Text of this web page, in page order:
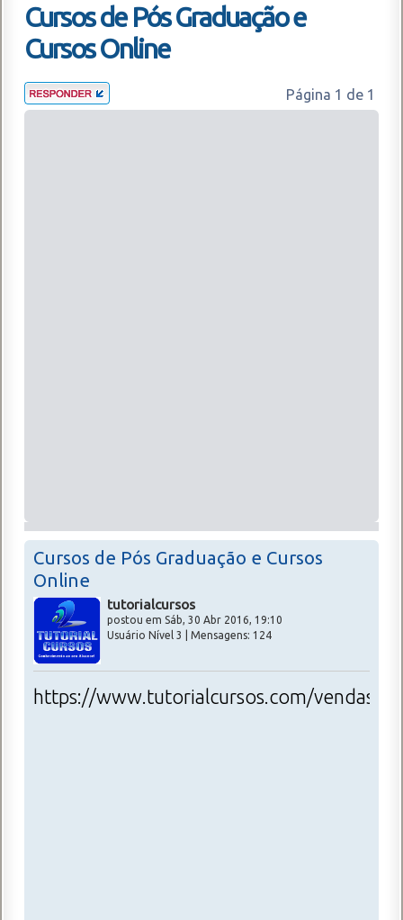
Cursos de Pós Graduação e
Cursos Online
Página 1 de 1
Cursos de Pós Graduação e Cursos
Online
tutorialcursos
postou em Sáb, 30 Abr 2016, 19:10
Usuário Nível 3 | Mensagens: 124
https://www.tutorialcursos.com/vendas/